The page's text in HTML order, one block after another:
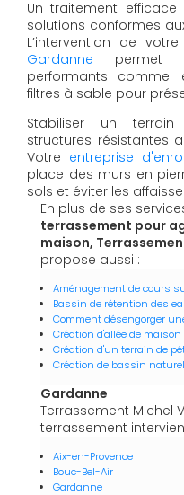
Un traitement
solutions conformes
L’intervention de votre
Gardanne permet
performants comme
filtres à sable pour
Stabiliser un
structures résistantes
Votre entreprise
place des murs en
sols et éviter les
En plus de ses
terrassement pour
maison,
propose aussi :
Aménagement de cours
Bassin de rétention des
Comment désengorger
Création d'allée de
Création d'un terrain de
Création de bassin
Gardanne
Terrassement Michel
terrassement
Aix-en-Provence
Bouc-Bel-Air
Gardanne